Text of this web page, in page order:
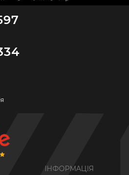
ІНФОРМАЦІЯ